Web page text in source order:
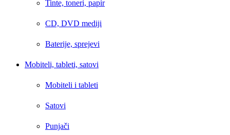
Tinte, toneri, papir
CD, DVD mediji
Baterije, sprejevi
Mobiteli, tableti, satovi
Mobiteli i tableti
Satovi
Punjači